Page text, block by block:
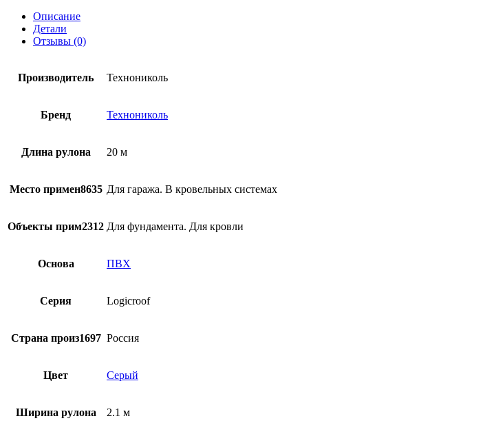
Описание
Детали
Отзывы (0)
Производитель Технониколь
Бренд Технониколь
Длина рулона 20 м
Место примен8635 Для гаража. В кровельных системах
Объекты прим2312 Для фундамента. Для кровли
Основа ПВХ
Серия Logicroof
Страна произ1697 Россия
Цвет Серый
Ширина рулона 2.1 м